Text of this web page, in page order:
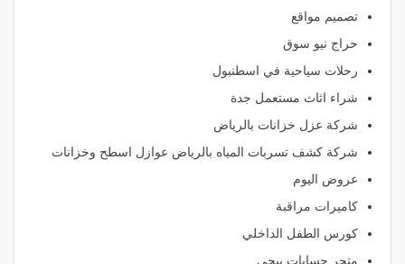
تصميم مواقع
حراج نيو سوق
رحلات سياحية في اسطنبول
شراء اثاث مستعمل جدة
شركة عزل خزانات بالرياض
شركة كشف تسربات المياه بالرياض عوازل اسطح وخزانات
عروض اليوم
كاميرات مراقبة
كورس الطفل الداخلي
متجر حسابات ببجي